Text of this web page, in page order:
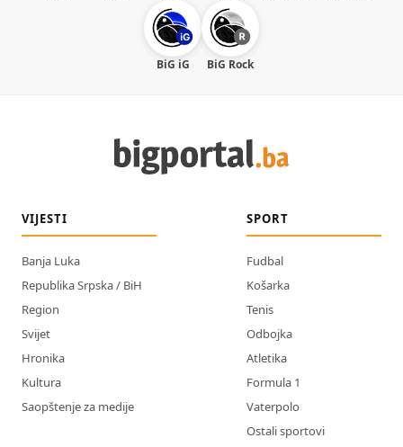
BiG iG BiG Rock
VIJESTI
Banja Luka
Republika Srpska / BiH
Region
Svijet
Hronika
Kultura
Saopštenje za medije
SPORT
Fudbal
Košarka
Tenis
Odbojka
Atletika
Formula 1
Vaterpolo
Ostali sportovi